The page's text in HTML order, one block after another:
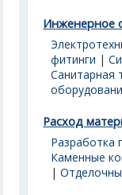
Инженерное
фитинги |
Санитарная
Расход
Разработка
Каменные
|